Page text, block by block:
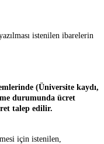
istenilen ibarelerin
(Üniversite kaydı,
durumunda ücret
talep edilir.
için istenilen,